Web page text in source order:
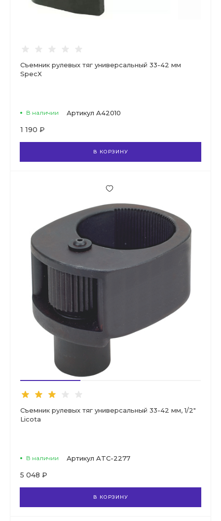
Съемник рулевых тяг универсальный 33-42 мм
SpecX
В наличии Артикул A42010
1 190 ₽
В КОРЗИНУ
Съемник рулевых тяг универсальный 33-42 мм, 1/2"
Licota
В наличии Артикул ATC-2277
5 048 ₽
В КОРЗИНУ